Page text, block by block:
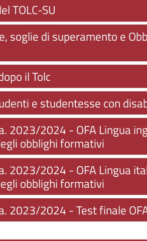
TOLC-SU
soglie di superamento e
il Tolc
e studentesse con
2023/2024 - OFA Lingua
obblighi formativi
2023/2024 - OFA Lingua
obblighi formativi
2023/2024 - Test finale